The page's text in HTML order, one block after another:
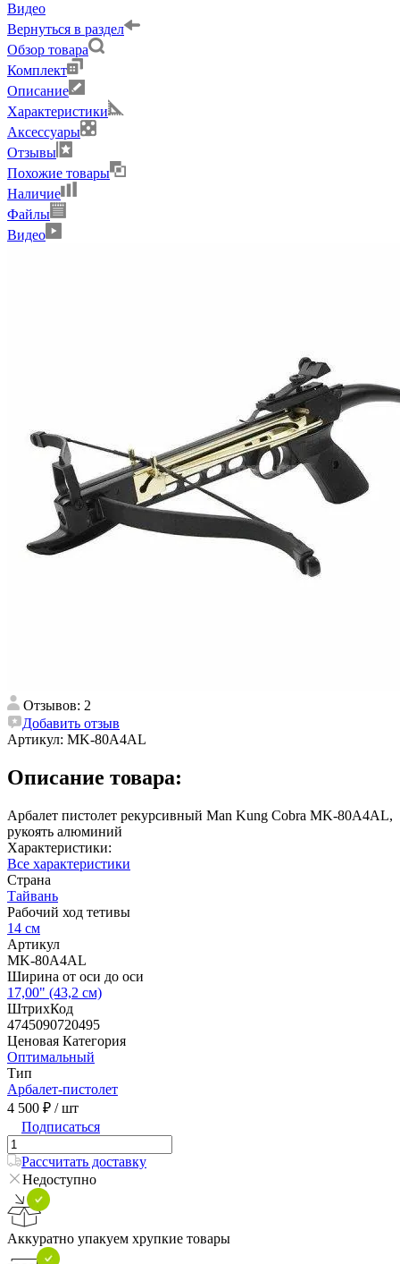
Видео
Вернуться в раздел
Обзор товара
Комплект
Описание
Характеристики
Аксессуары
Отзывы
Похожие товары
Наличие
Файлы
Видео
Отзывов: 2
Добавить отзыв
Артикул: MK-80A4AL
Описание товара:
Арбалет пистолет рекурсивный Man Kung Cobra MK-80A4AL,
рукоять алюминий
Характеристики:
Все характеристики
Страна
Тайвань
Рабочий ход тетивы
14 см
Артикул
MK-80A4AL
Ширина от оси до оси
17,00" (43,2 см)
ШтрихКод
4745090720495
Ценовая Категория
Оптимальный
Тип
Арбалет-пистолет
4 500 ₽ / шт
Подписаться
Рассчитать доставку
Недоступно
Аккуратно упакуем хрупкие товары